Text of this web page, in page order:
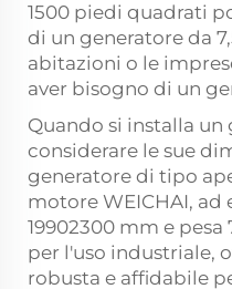
1500 piedi quadrati
di un generatore da
abitazioni o le
aver bisogno di un
Quando si installa un
considerare le sue
generatore di tipo
motore WEICHAI, ad
19902300 mm e pesa
per l'uso industriale,
robusta e affidabile